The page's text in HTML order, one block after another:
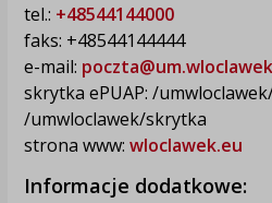
tel.: +48544144000
faks: +48544144444
e-mail:
skrytka ePUAP: /
/umwloclawek/skrytka
strona www: wloclawek.eu
Informacje dodatkowe: